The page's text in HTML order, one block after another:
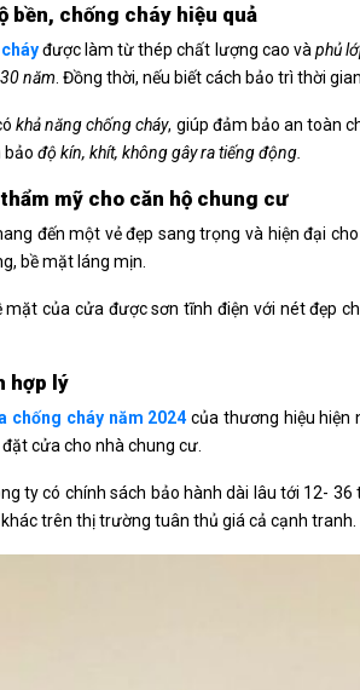
bền, chống cháy hiệu quả
được làm từ thép chất lượng cao vàphủ
năm. Đồng thời, nếu biết cách bảo trì thời
khả năng chống cháy, giúp đảm bảo an toàn
bảo độ kín, khít, không gây ra tiếng động.
mỹ cho căn hộ chung cư
đến một vẻ đẹp sang trọng và hiện đại
bề mặt láng mịn.
mặt của cửa được sơn tĩnh điện với nét đẹp
hợp lý
chống cháy năm 2024của thương hiệu hiện
cửa cho nhà chung cư.
ty có chính sách bảo hành dài lâu tới 12-
trên thị trường tuân thủ giá cả cạnh tranh.